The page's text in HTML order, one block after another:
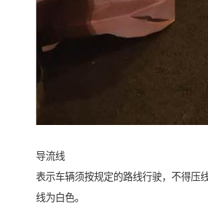
导流线
表示车辆须按规定的路线行驶，不得压
线为白色。